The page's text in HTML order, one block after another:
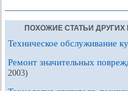
ПОХОЖИЕ СТАТЬИ
Техническое обслуживание
Ремонт значительных
2003)